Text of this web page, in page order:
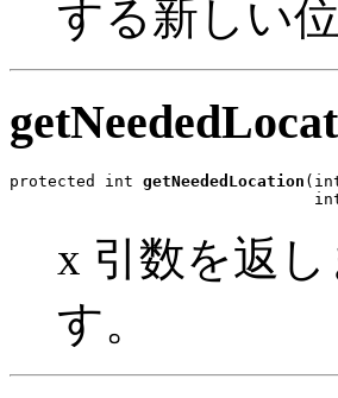
する新しい
protected int getNeededLocation
x 引数を返
す。